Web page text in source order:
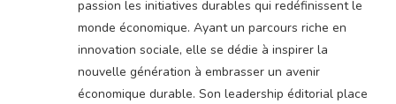
passion les initiatives durables qui redéfinissent le
monde économique. Ayant un parcours riche en
innovation sociale, elle se dédie à inspirer la
nouvelle génération à embrasser un avenir
économique durable. Son leadership éditorial place